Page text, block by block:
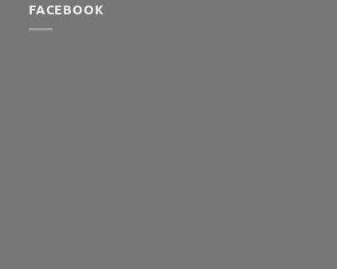
FACEBOOK